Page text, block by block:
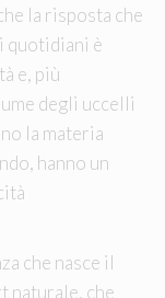
la risposta che
quotidiani è
e, più
degli uccelli
la materia
hanno un
che nasce il
naturale, che